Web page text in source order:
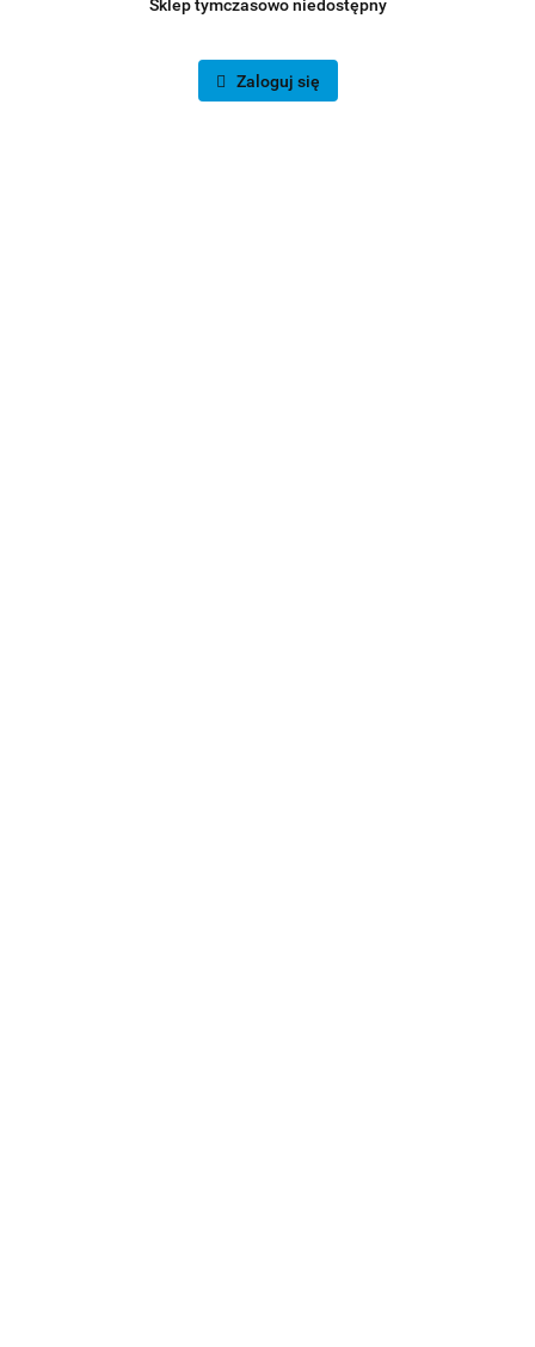
Sklep tymczasowo niedostępny
Zaloguj się